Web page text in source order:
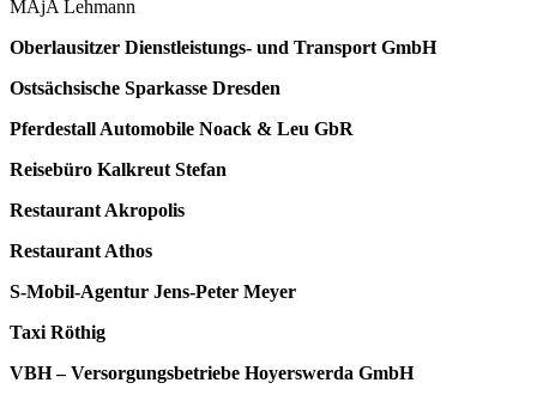
MAjA Lehmann
Oberlausitzer Dienstleistungs- und Transport GmbH
Ostsächsische Sparkasse Dresden
Pferdestall Automobile Noack & Leu GbR
Reisebüro Kalkreut Stefan
Restaurant Akropolis
Restaurant Athos
S-Mobil-Agentur Jens-Peter Meyer
Taxi Röthig
VBH – Versorgungsbetriebe Hoyerswerda GmbH